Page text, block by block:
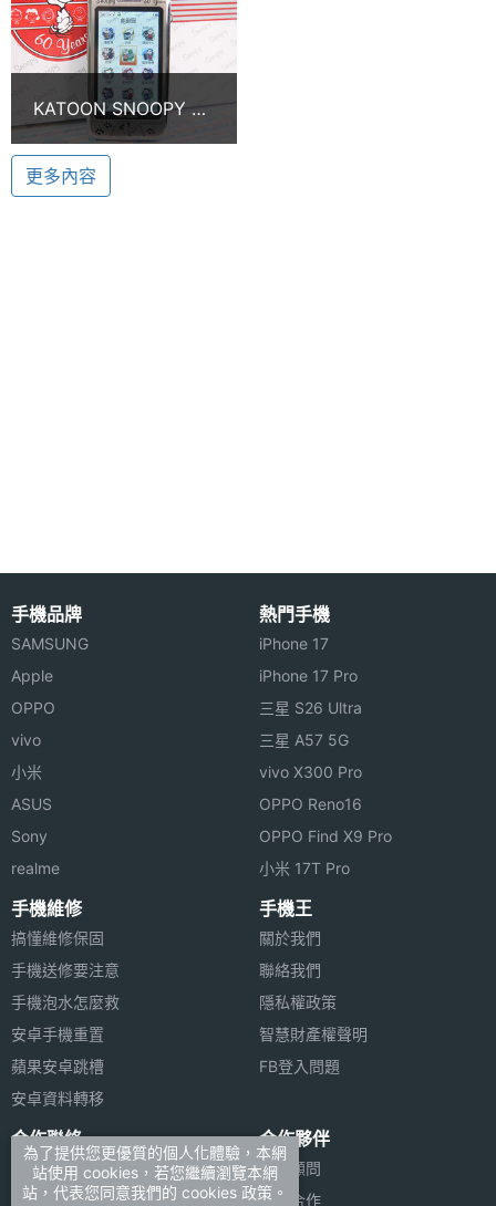
影。另外還內建多款 SNOOPY 桌布、開關機動畫、主
選單等功能。還可藉由內置的動作感應器，以搖擺方
式更換音樂、桌布及螢幕保護程式的主題，能完美的
塑造自我特色，讓行動世界能無時無刻的展現個人無
窮魅力。
◎ 支援手寫
◎ 內置動作感應器
◎ 可搖擺手機更換音樂 / 自訂開關機動畫 / 桌布 / 螢
幕保護程式
◎ 200 萬畫素 LED 補光燈相機
◎ 支援 AMR、MIDI、MP3 音樂播放
◎ 支援立體聲藍牙 A2DP
◎ 支援語音簡訊朗讀 / 語音指令開啟功能
◎ 可透過 MicroSD 擴充，最高至 2GB
※本文為 SOGI 手機王版權所有，未經授權不得轉載使用※
硬體效能
機身厚
機身重
量
傳輸埠
機身顏
色
機身設
計
操作介
面
多媒體資訊
錄影格
式
3 GP, MPEG4
KATOON SNOOPY 可
愛無人比
更多內容
手機品牌
SAMSUNG
Apple
OPPO
vivo
小米
ASUS
Sony
realme
熱門手機
iPhone 17
iPhone 17 Pro
三星 S26 Ultra
三星 A57 5G
vivo X300 Pro
OPPO Reno16
OPPO Find X9 Pro
小米 17T Pro
手機維修
搞懂維修保固
手機送修要注意
手機泡水怎麼救
安卓手機重置
蘋果安卓跳槽
安卓資料轉移
手機王
關於我們
聯絡我們
隱私權政策
智慧財產權聲明
FB登入問題
合作聯絡
廣告刊登
加入商店報價
合作夥伴
法律顧問
媒體合作
為了提供您更優質的個人化體驗，本網
站使用 cookies，若您繼續瀏覽本網
站，代表您同意我們的 cookies 政策。